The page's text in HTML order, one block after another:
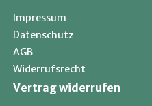
Impressum
Datenschutz
AGB
Widerrufsrecht
Vertrag widerrufen